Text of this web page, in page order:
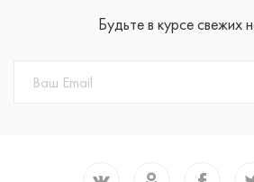
Будьте в курсе свежих